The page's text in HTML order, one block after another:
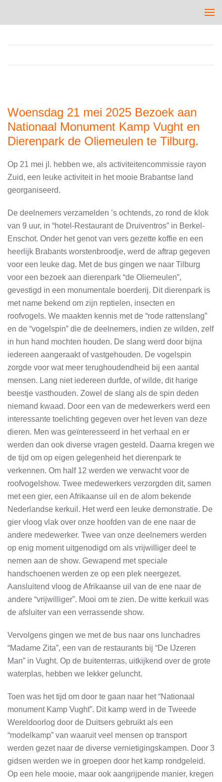
Woensdag 21 mei 2025 Bezoek aan
Nationaal Monument Kamp Vught en
Dierenpark de Oliemeulen te Tilburg.
Op 21 mei jl. hebben we, als activiteitencommissie rayon
Zuid, een leuke activiteit in het mooie Brabantse land
georganiseerd.
De deelnemers verzamelden ’s ochtends, zo rond de klok
van 9 uur, in “hotel-Restaurant de Druiventros” in Berkel-
Enschot. Onder het genot van vers gezette koffie en een
heerlijk Brabants worstenbroodje, werd de aftrap gegeven
voor een leuke dag. Met de bus gingen we naar Tilburg
voor een bezoek aan dierenpark “de Oliemeulen”,
gevestigd in een monumentale boerderij. Dit dierenpark is
met name bekend om zijn reptielen, insecten en
roofvogels. We maakten kennis met de “rode rattenslang”
en de “vogelspin” die de deelnemers, indien ze wilden, zelf
in hun hand mochten houden. De slang werd door bijna
iedereen aangeraakt of vastgehouden. De vogelspin
zorgde voor wat meer terughoudendheid bij een aantal
mensen. Lang niet iedereen durfde, of wilde, dit harige
beestje vasthouden. Zowel de slang als de spin deden
niemand kwaad. Door een van de medewerkers werd een
interessante toelichting gegeven over het leven van deze
dieren. Men was geïnteresseerd in het verhaal en er
werden dan ook diverse vragen gesteld. Daarna kregen we
de tijd om op eigen gelegenheid het dierenpark te
verkennen. Om half 12 werden we verwacht voor de
roofvogelshow. Twee medewerkers verzorgden dit, samen
met een gier, een Afrikaanse uil en de alom bekende
Nederlandse kerkuil. Het werd een leuke demonstratie. De
gier vloog vlak over onze hoofden van de ene naar de
andere medewerker. Twee van onze deelnemers werden
op enig moment uitgenodigd om als vrijwilliger deel te
nemen aan de show. Gewapend met speciale
handschoenen werden ze op een plek neergezet.
Aansluitend vloog de Afrikaanse uil van de ene naar de
andere “vrijwilliger”. Mooi om te zien. De witte kerkuil was
de afsluiter van een verrassende show.
Vervolgens gingen we met de bus naar ons lunchadres
“Madame Zita”, een van de restaurants bij “De IJzeren
Man” in Vught. Op de buitenterras, uitkijkend over de grote
waterplas, hebben we lekker geluncht.
Toen was het tijd om door te gaan naar het “Nationaal
monument Kamp Vught”. Dit kamp werd in de Tweede
Wereldoorlog door de Duitsers gebruikt als een
“modelkamp” van waaruit veel mensen op transport
werden gezet naar de diverse vernietigingskampen. Door 3
gidsen werden we in groepen door het kamp rondgeleid.
Op een hele mooie, maar ook aangrijpende manier, kregen